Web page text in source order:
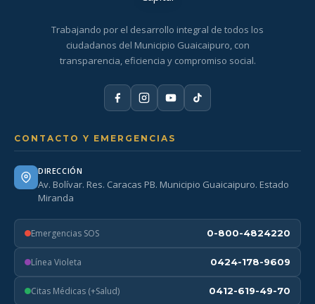
Trabajando por el desarrollo integral de todos los
ciudadanos del Municipio Guaicaipuro, con
transparencia, eficiencia y compromiso social.
CONTACTO Y EMERGENCIAS
DIRECCIÓN
Av. Bolívar. Res. Caracas PB. Municipio Guaicaipuro. Estado
Miranda
Emergencias SOS 0-800-4824220
Línea Violeta 0424-178-9609
Citas Médicas (+Salud) 0412-619-49-70